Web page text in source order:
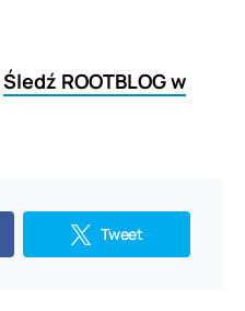
Śledź ROOTBLOG w
Tweet